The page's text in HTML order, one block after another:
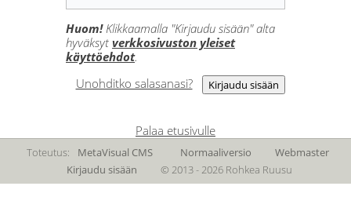
Huom!Klikkaamalla "Kirjaudu sisään" alta
hyväksyt verkkosivuston yleiset
käyttöehdot.
Unohditko salasanasi?
Palaa etusivulle
Toteutus: MetaVisual CMS Normaaliversio
Webmaster
Kirjaudu sisään
© 2013 - 2026 Rohkea Ruusu